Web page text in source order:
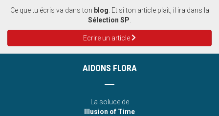
Ce que tu écris va dans ton blog . Et si ton article plait, il ira dans la
Sélection SP
Ecrire un article
AIDONS FLORA
La soluce de
Illusion of Time